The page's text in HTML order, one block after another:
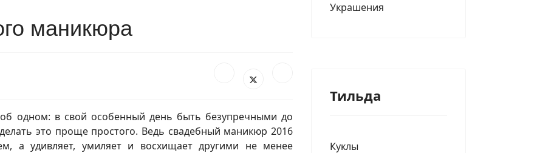
маникюра
одном: в свой особенный день быть безупречными до
это проще простого. Ведь свадебный маникюр 2016
а удивляет, умиляет и восхищает другими не менее
Украшения
Тильда
Куклы